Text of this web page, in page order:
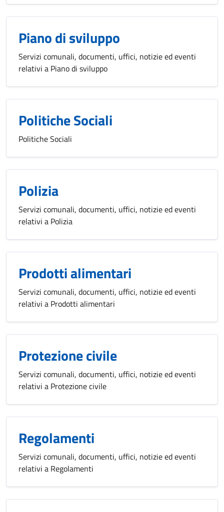
Piano di sviluppo
Servizi comunali, documenti, uffici, notizie ed eventi
relativi a Piano di sviluppo
Politiche Sociali
Politiche Sociali
Polizia
Servizi comunali, documenti, uffici, notizie ed eventi
relativi a Polizia
Prodotti alimentari
Servizi comunali, documenti, uffici, notizie ed eventi
relativi a Prodotti alimentari
Protezione civile
Servizi comunali, documenti, uffici, notizie ed eventi
relativi a Protezione civile
Regolamenti
Servizi comunali, documenti, uffici, notizie ed eventi
relativi a Regolamenti